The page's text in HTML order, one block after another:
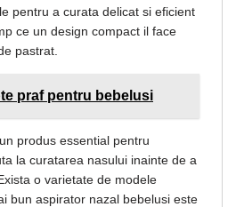
pentru a curata delicat si eficient
ce un design compact il face
pastrat.
praf pentru bebelusi
produs essential pentru
la curatarea nasului inainte de a
o varietate de modele
bun aspirator nazal bebelusi este